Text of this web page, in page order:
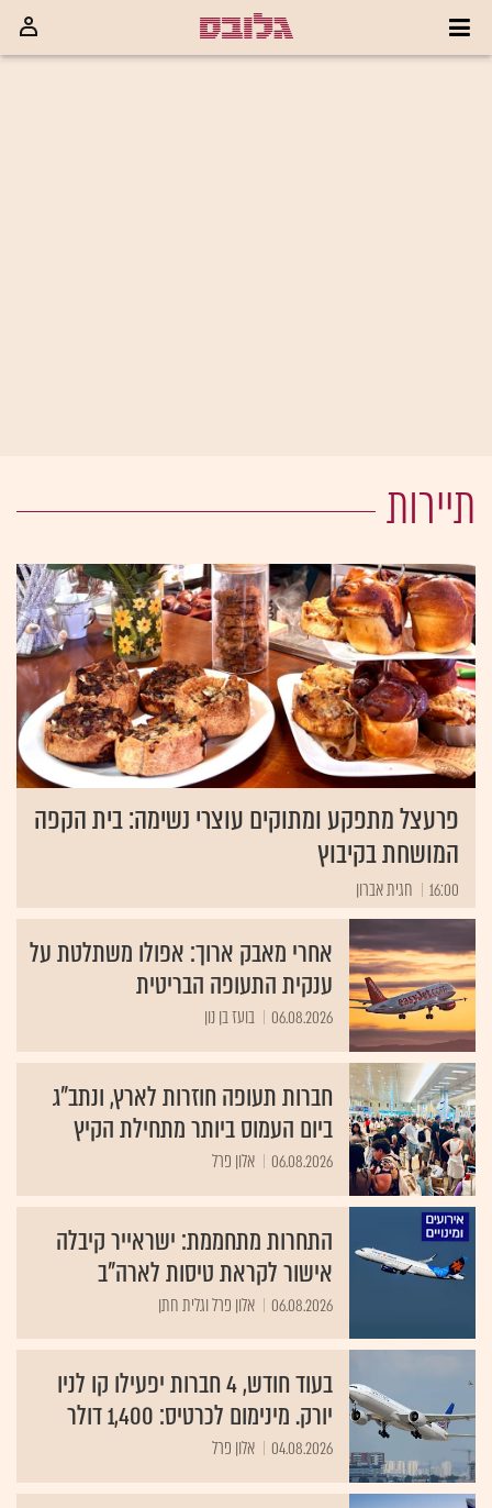
תיירות
פרעצל מתפקע ומתוקים עוצרי נשימה: בית הקפה
המושחת בקיבוץ
16:00 חגית אברון
אחרי מאבק ארוך: אפולו משתלטת על
ענקית התעופה הבריטית
06.08.2026 בועז בן נון
חברות תעופה חוזרות לארץ, ונתב"ג
ביום העמוס ביותר מתחילת הקיץ
06.08.2026 אלון פרל
התחרות מתחממת: ישראייר קיבלה
אישור לקראת טיסות לארה"ב
06.08.2026 אלון פרל וגלית חתן
בעוד חודש, 4 חברות יפעילו קו לניו
יורק. מינימום לכרטיס: 1,400 דולר
04.08.2026 אלון פרל